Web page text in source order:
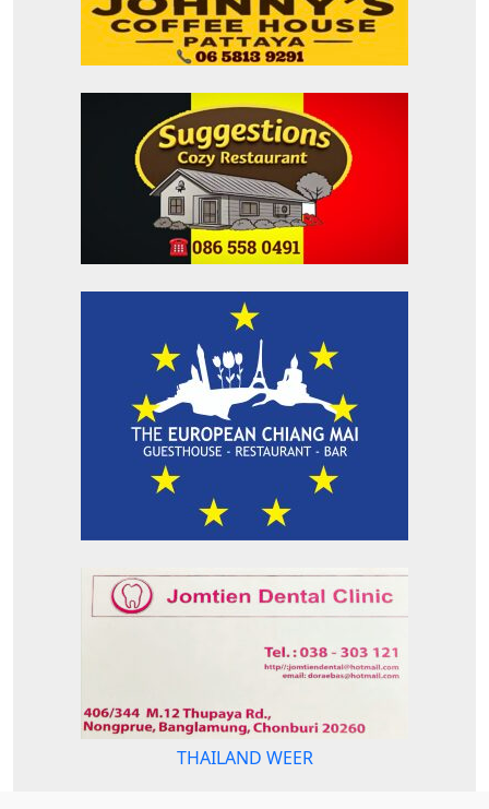
THAILAND WEER